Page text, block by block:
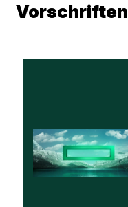
Vorschriften